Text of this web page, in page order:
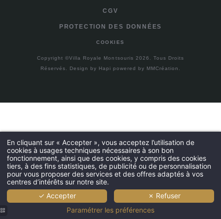
CGV
PROTECTION DES DONNÉES
COOKIES
Copyright ©Villa Royale Montsouris 2026. Tous Droits
Réservés.
Design by Hapi powered by MMCréation
En cliquant sur « Accepter », vous acceptez l’utilisation de
cookies à usages techniques nécessaires à son bon
fonctionnement, ainsi que des cookies, y compris des cookies
tiers, à des fins statistiques, de publicité ou de personnalisation
pour vous proposer des services et des offres adaptés à vos
centres d’intérêts sur notre site.
✓ Accepter
✗ Refuser
Paramétrer les préférences